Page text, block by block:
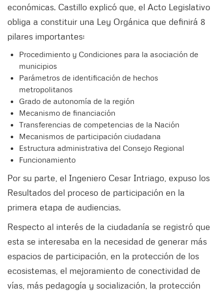
económicas. Castillo explicó que, el Acto Legislativo
obliga a constituir una Ley Orgánica que definirá 8
pilares importantes:
Procedimiento y Condiciones para la asociación de
municipios
Parámetros de identificación de hechos
metropolitanos
Grado de autonomía de la región
Mecanismo de financiación
Transferencias de competencias de la Nación
Mecanismos de participación ciudadana
Estructura administrativa del Consejo Regional
Funcionamiento
Por su parte, el Ingeniero Cesar Intriago, expuso los
Resultados del proceso de participación en la
primera etapa de audiencias.
Respecto al interés de la ciudadanía se registró que
esta se interesaba en la necesidad de generar más
espacios de participación, en la protección de los
ecosistemas, el mejoramiento de conectividad de
vías, más pedagogía y socialización, la protección